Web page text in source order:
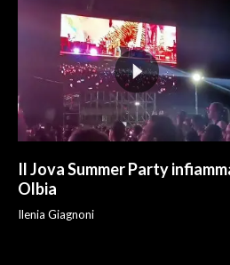
Il Jova Summer Party
Olbia
Ilenia Giagnoni